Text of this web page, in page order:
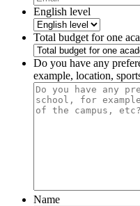
English level
Total budget for one
Do you have any
example, location,
Name